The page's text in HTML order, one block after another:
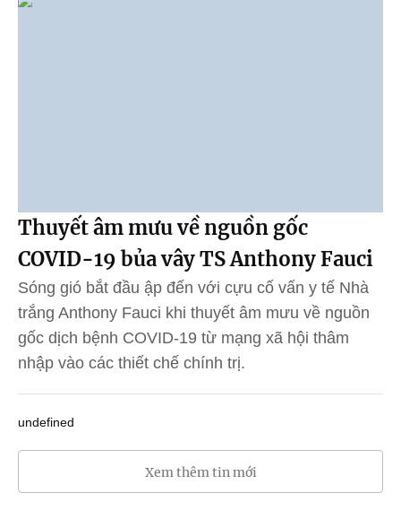
Thuyết âm mưu về nguồn gốc
COVID-19 bủa vây TS Anthony Fauci
Sóng gió bắt đầu ập đến với cựu cố vấn y tế Nhà
trắng Anthony Fauci khi thuyết âm mưu về nguồn
gốc dịch bệnh COVID-19 từ mạng xã hội thâm
nhập vào các thiết chế chính trị.
undefined
Xem thêm tin mới